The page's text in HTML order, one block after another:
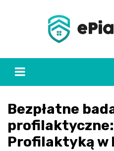
Bezpłatne
profilaktyczne:
Profilaktyką w